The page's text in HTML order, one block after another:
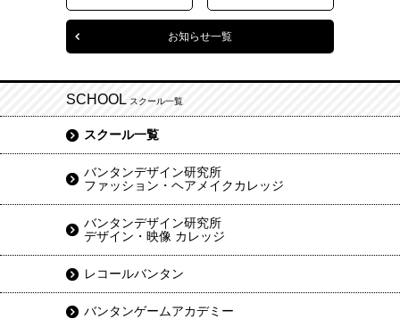
お知らせ一覧
SCHOOL スクール一覧
スクール一覧
バンタンデザイン研究所
ファッション・ヘアメイクカレッジ
バンタンデザイン研究所
デザイン・映像 カレッジ
レコールバンタン
バンタンゲームアカデミー